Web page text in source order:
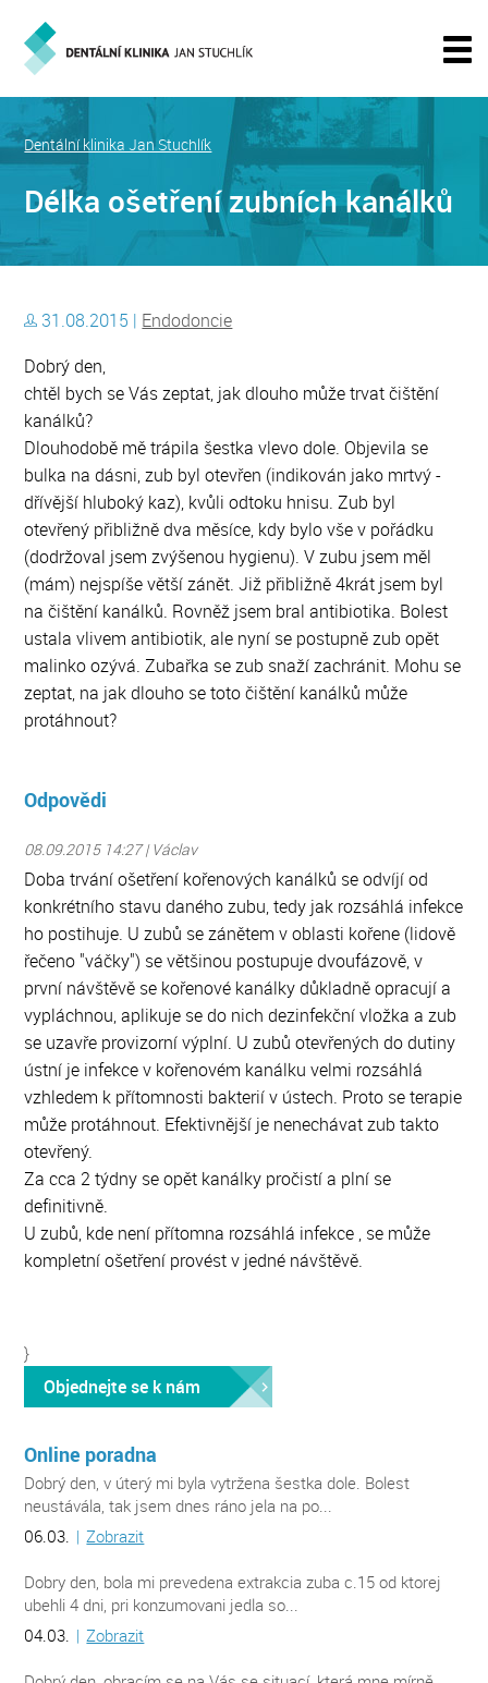
Délka ošetření zubních kanálků
Dentální klinika Jan Stuchlík
31.08.2015 | Endodoncie
Dobrý den,
chtěl bych se Vás zeptat, jak dlouho může trvat čištění
kanálků?
Dlouhodobě mě trápila šestka vlevo dole. Objevila se
bulka na dásni, zub byl otevřen (indikován jako mrtvý -
dřívější hluboký kaz), kvůli odtoku hnisu. Zub byl
otevřený přibližně dva měsíce, kdy bylo vše v pořádku
(dodržoval jsem zvýšenou hygienu). V zubu jsem měl
(mám) nejspíše větší zánět. Již přibližně 4krát jsem byl
na čištění kanálků. Rovněž jsem bral antibiotika. Bolest
ustala vlivem antibiotik, ale nyní se postupně zub opět
malinko ozývá. Zubařka se zub snaží zachránit. Mohu se
zeptat, na jak dlouho se toto čištění kanálků může
protáhnout?
Odpovědi
08.09.2015 14:27 | Václav
Doba trvání ošetření kořenových kanálků se odvíjí od
konkrétního stavu daného zubu, tedy jak rozsáhlá infekce
ho postihuje. U zubů se zánětem v oblasti kořene (lidově
řečeno "váčky") se většinou postupuje dvoufázově, v
první návštěvě se kořenové kanálky důkladně opracují a
vypláchnou, aplikuje se do nich dezinfekční vložka a zub
se uzavře provizorní výplní. U zubů otevřených do dutiny
ústní je infekce v kořenovém kanálku velmi rozsáhlá
vzhledem k přítomnosti bakterií v ústech. Proto se terapie
může protáhnout. Efektivnější je nenechávat zub takto
otevřený.
Za cca 2 týdny se opět kanálky pročistí a plní se
definitivně.
U zubů, kde není přítomna rozsáhlá infekce , se může
kompletní ošetření provést v jedné návštěvě.
}
Objednejte se k nám
Online poradna
Dobrý den, v úterý mi byla vytržena šestka dole. Bolest
neustávála, tak jsem dnes ráno jela na po...
06.03. | Zobrazit
Dobry den, bola mi prevedena extrakcia zuba c.15 od ktorej
ubehli 4 dni, pri konzumovani jedla so...
04.03. | Zobrazit